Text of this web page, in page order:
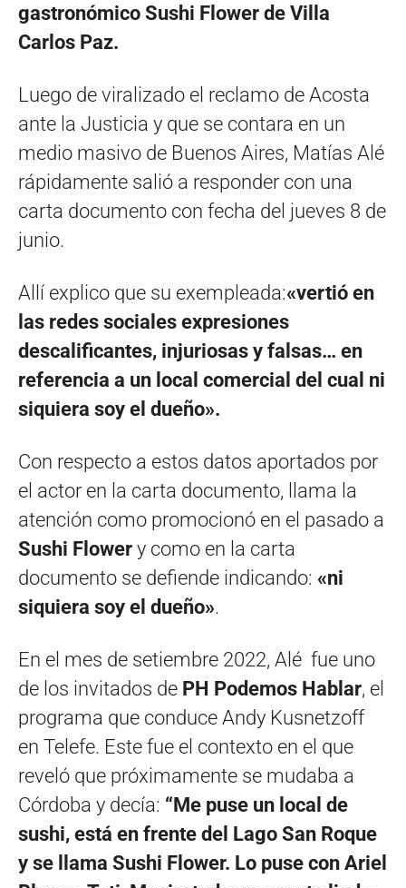
gastronómico Sushi Flower de Villa
Carlos Paz.
Luego de viralizado el reclamo de Acosta
ante la Justicia y que se contara en un
medio masivo de Buenos Aires, Matías Alé
rápidamente salió a responder con una
carta documento con fecha del jueves 8 de
junio.
Allí explico que su exempleada:«vertió en
las redes sociales expresiones
descalificantes, injuriosas y falsas… en
referencia a un local comercial del cual ni
siquiera soy el dueño».
Con respecto a estos datos aportados por
el actor en la carta documento, llama la
atención como promocionó en el pasado a
Sushi Flower y como en la carta
documento se defiende indicando: «ni
siquiera soy el dueño».
En el mes de setiembre 2022, Alé fue uno
de los invitados de PH Podemos Hablar, el
programa que conduce Andy Kusnetzoff
en Telefe. Este fue el contexto en el que
reveló que próximamente se mudaba a
Córdoba y decía: “Me puse un local de
sushi, está en frente del Lago San Roque
y se llama Sushi Flower. Lo puse con Ariel